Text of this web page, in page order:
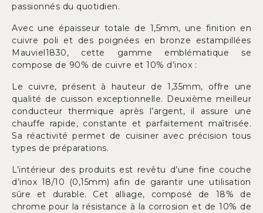
passionnés du quotidien.
Avec une épaisseur totale de 1,5mm, une finition en
cuivre poli et des poignées en bronze estampillées
Mauviel1830, cette gamme emblématique se
compose de 90% de cuivre et 10% d’inox :
Le cuivre, présent à hauteur de 1,35mm, offre une
qualité de cuisson exceptionnelle. Deuxième meilleur
conducteur thermique après l’argent, il assure une
chauffe rapide, constante et parfaitement maîtrisée.
Sa réactivité permet de cuisiner avec précision tous
types de préparations.
L’intérieur des produits est revêtu d’une fine couche
d’inox 18/10 (0,15mm) afin de garantir une utilisation
sûre et durable. Cet alliage, composé de 18% de
chrome pour la résistance à la corrosion et de 10% de